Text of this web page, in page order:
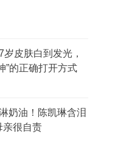
皮肤白到发光，
”的正确打开方式
奶油！陈凯琳含泪
亲很自责